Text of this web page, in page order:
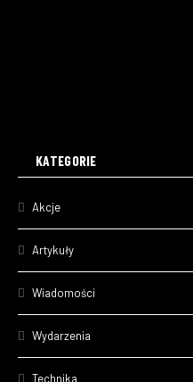
KATEGORIE
Akcje
Artykuły
Wiadomości
Wydarzenia
Technika